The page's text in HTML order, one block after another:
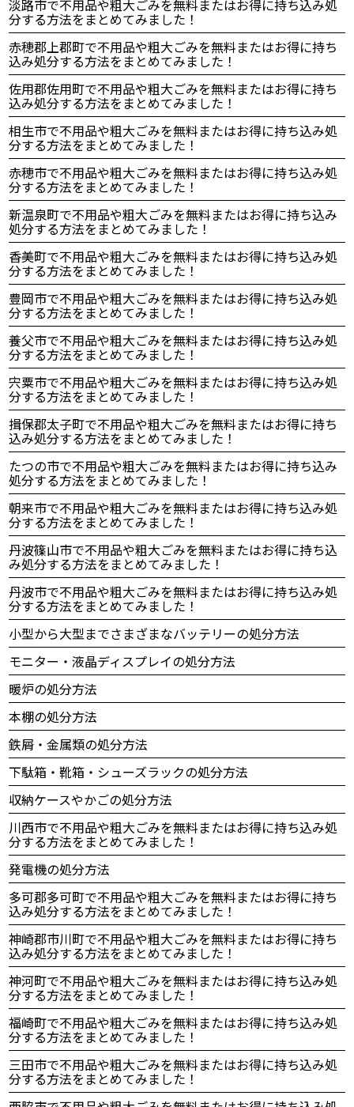
淡路市で不用品や粗大ごみを無料またはお得に持ち込み処
分する方法をまとめてみました！
赤穂郡上郡町で不用品や粗大ごみを無料またはお得に持ち
込み処分する方法をまとめてみました！
佐用郡佐用町で不用品や粗大ごみを無料またはお得に持ち
込み処分する方法をまとめてみました！
相生市で不用品や粗大ごみを無料またはお得に持ち込み処
分する方法をまとめてみました！
赤穂市で不用品や粗大ごみを無料またはお得に持ち込み処
分する方法をまとめてみました！
新温泉町で不用品や粗大ごみを無料またはお得に持ち込み
処分する方法をまとめてみました！
香美町で不用品や粗大ごみを無料またはお得に持ち込み処
分する方法をまとめてみました！
豊岡市で不用品や粗大ごみを無料またはお得に持ち込み処
分する方法をまとめてみました！
養父市で不用品や粗大ごみを無料またはお得に持ち込み処
分する方法をまとめてみました！
宍粟市で不用品や粗大ごみを無料またはお得に持ち込み処
分する方法をまとめてみました！
揖保郡太子町で不用品や粗大ごみを無料またはお得に持ち
込み処分する方法をまとめてみました！
たつの市で不用品や粗大ごみを無料またはお得に持ち込み
処分する方法をまとめてみました！
朝来市で不用品や粗大ごみを無料またはお得に持ち込み処
分する方法をまとめてみました！
丹波篠山市で不用品や粗大ごみを無料またはお得に持ち込
み処分する方法をまとめてみました！
丹波市で不用品や粗大ごみを無料またはお得に持ち込み処
分する方法をまとめてみました！
小型から大型までさまざまなバッテリーの処分方法
モニター・液晶ディスプレイの処分方法
暖炉の処分方法
本棚の処分方法
鉄屑・金属類の処分方法
下駄箱・靴箱・シューズラックの処分方法
収納ケースやかごの処分方法
川西市で不用品や粗大ごみを無料またはお得に持ち込み処
分する方法をまとめてみました！
発電機の処分方法
多可郡多可町で不用品や粗大ごみを無料またはお得に持ち
込み処分する方法をまとめてみました！
神崎郡市川町で不用品や粗大ごみを無料またはお得に持ち
込み処分する方法をまとめてみました！
神河町で不用品や粗大ごみを無料またはお得に持ち込み処
分する方法をまとめてみました！
福崎町で不用品や粗大ごみを無料またはお得に持ち込み処
分する方法をまとめてみました！
三田市で不用品や粗大ごみを無料またはお得に持ち込み処
分する方法をまとめてみました！